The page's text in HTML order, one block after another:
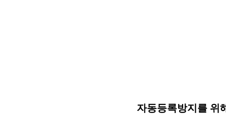
자동등록방지를 위